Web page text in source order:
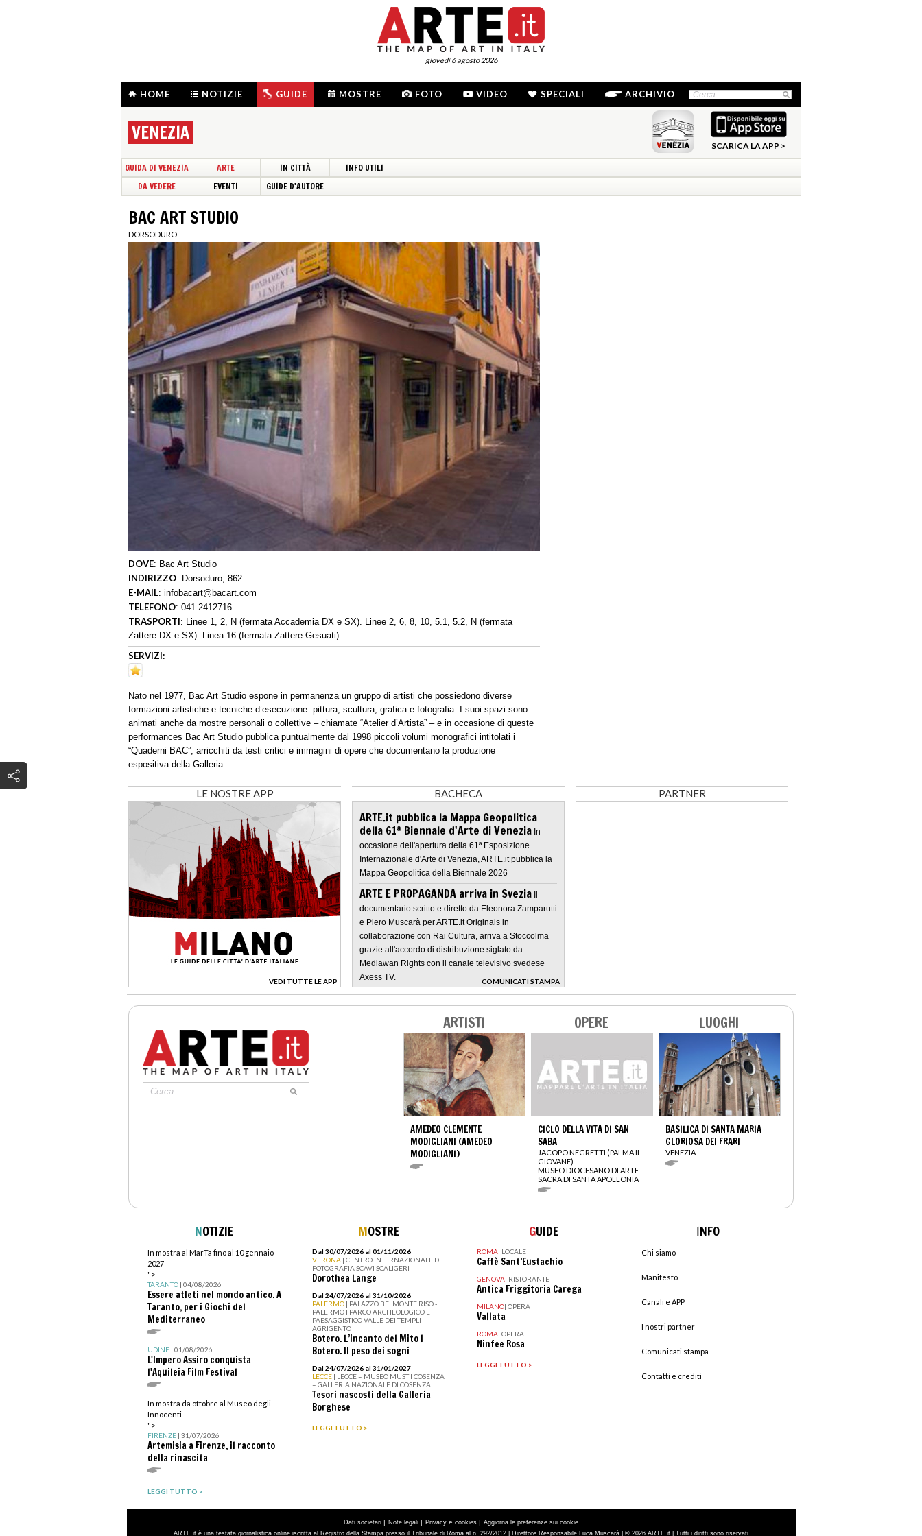
giovedì 6 agosto 2026
HOME NOTIZIE GUIDE MOSTRE FOTO VIDEO SPECIALI ARCHIVIO
VENEZIA
SCARICA LA APP >
GUIDA DI VENEZIA ARTE IN CITTÀ
INFO UTILI
DA VEDERE
EVENTI GUIDE D'AUTORE
BAC ART STUDIO
DORSODURO
DOVE: Bac Art Studio
INDIRIZZO: Dorsoduro, 862
E-MAIL: infobacart@bacart.com
TELEFONO: 041 2412716
TRASPORTI: Linee 1, 2, N (fermata Accademia DX e SX). Linee 2, 6, 8, 10, 5.1, 5.2, N (fermata
Zattere DX e SX). Linea 16 (fermata Zattere Gesuati).
SERVIZI:
Nato nel 1977, Bac Art Studio espone in permanenza un gruppo di artisti che possiedono diverse
formazioni artistiche e tecniche d’esecuzione: pittura, scultura, grafica e fotografia. I suoi spazi sono
animati anche da mostre personali o collettive – chiamate “Atelier d’Artista” – e in occasione di queste
performances Bac Art Studio pubblica puntualmente dal 1998 piccoli volumi monografici intitolati i
“Quaderni BAC”, arricchiti da testi critici e immagini di opere che documentano la produzione
espositiva della Galleria.
LE NOSTRE APP
VEDI TUTTE LE APP
>
BACHECA
ARTE.it pubblica la Mappa Geopolitica
della 61ª Biennale d'Arte di Venezia In
occasione dell'apertura della 61ª Esposizione
Internazionale d'Arte di Venezia, ARTE.it pubblica la
Mappa Geopolitica della Biennale 2026
ARTE E PROPAGANDA arriva in Svezia Il
documentario scritto e diretto da Eleonora Zamparutti
e Piero Muscarà per ARTE.it Originals in
collaborazione con Rai Cultura, arriva a Stoccolma
grazie all'accordo di distribuzione siglato da
Mediawan Rights con il canale televisivo svedese
Axess TV.
COMUNICATI STAMPA
>
PARTNER
ARTISTI
AMEDEO CLEMENTE
MODIGLIANI (AMEDEO
MODIGLIANI)
OPERE
CICLO DELLA VITA DI SAN
SABA
JACOPO NEGRETTI (PALMA IL
GIOVANE)
MUSEO DIOCESANO DI ARTE
SACRA DI SANTA APOLLONIA
LUOGHI
BASILICA DI SANTA MARIA
GLORIOSA DEI FRARI
VENEZIA
NOTIZIE
In mostra al MarTa fino al 10 gennaio
2027
">
TARANTO| 04/08/2026
Essere atleti nel mondo antico. A
Taranto, per i Giochi del
Mediterraneo
UDINE| 01/08/2026
L'Impero Assiro conquista
l'Aquileia Film Festival
In mostra da ottobre al Museo degli
Innocenti
">
FIRENZE| 31/07/2026
Artemisia a Firenze, il racconto
della rinascita
LEGGI TUTTO >
MOSTRE
Dal 30/07/2026 al 01/11/2026
VERONA | CENTRO INTERNAZIONALE DI
FOTOGRAFIA SCAVI SCALIGERI
Dorothea Lange
Dal 24/07/2026 al 31/10/2026
PALERMO | PALAZZO BELMONTE RISO -
PALERMO I PARCO ARCHEOLOGICO E
PAESAGGISTICO VALLE DEI TEMPLI -
AGRIGENTO
Botero. L’incanto del Mito I
Botero. Il peso dei sogni
Dal 24/07/2026 al 31/01/2027
LECCE | LECCE – MUSEO MUST I COSENZA
– GALLERIA NAZIONALE DI COSENZA
Tesori nascosti della Galleria
Borghese
LEGGI TUTTO >
GUIDE
ROMA| LOCALE
Caffè Sant’Eustachio
GENOVA| RISTORANTE
Antica Friggitoria Carega
MILANO| OPERA
Vallata
ROMA| OPERA
Ninfee Rosa
LEGGI TUTTO >
INFO
Chi siamo
Manifesto
Canali e APP
I nostri partner
Comunicati stampa
Contatti e crediti
Dati societari | Note legali | Privacy e cookies | Aggiorna le preferenze sui cookie
ARTE.it è una testata giornalistica online iscritta al Registro della Stampa presso il Tribunale di Roma al n. 292/2012 | Direttore Responsabile Luca Muscarà | © 2026 ARTE.it | Tutti i diritti sono riservati